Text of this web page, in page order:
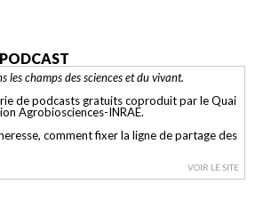
les champs des sciences et du vivant.
de podcasts gratuits coproduit par le Quai
Agrobiosciences-INRAE.
comment fixer la ligne de partage des
VOIR LE SITE